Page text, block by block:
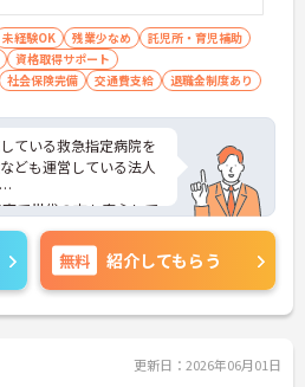
未経験OK 残業少なめ
託児所・育児補助
資格取得サポート
社会保険完備 交通費支給 退職金制度あり
ている救急指定病院を
ども運営している法人
て世代の方も安心して
ます★
ポイントなど、さらに
お気軽にご相談くださ
無料 紹介してもらう
更新日：2026年06月01日